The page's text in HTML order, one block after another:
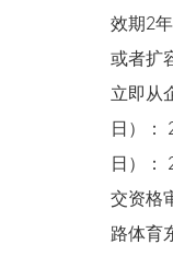
效期2
或者扩
立即从
日）：
日）：
交资格
路体育